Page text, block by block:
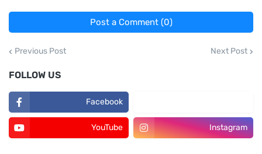
Post a Comment (0)
Previous Post Next Post
FOLLOW US
Facebook
YouTube Instagram